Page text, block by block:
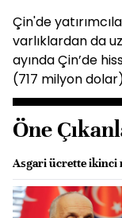
Çin'de
varlıklardan da
ayında Çin’de
(717 milyon
Öne
Asgari ücrette ikinci